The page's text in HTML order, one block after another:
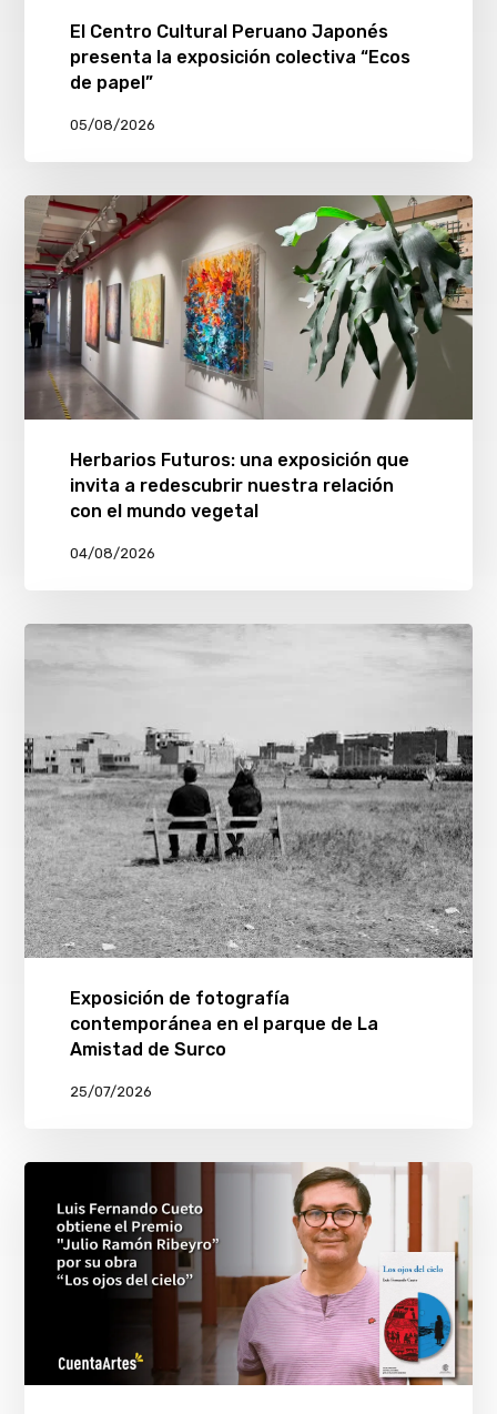
El Centro Cultural Peruano Japonés
presenta la exposición colectiva “Ecos
de papel”
05/08/2026
Herbarios Futuros: una exposición que
invita a redescubrir nuestra relación
con el mundo vegetal
04/08/2026
Exposición de fotografía
contemporánea en el parque de La
Amistad de Surco
25/07/2026